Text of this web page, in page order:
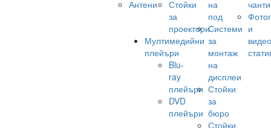
Антени
Стойки
за
проектори
Мултимедийни
плейъри
Blu-
ray
плейъри
DVD
плейъри
на
под
Системи
за
монтаж
на
дисплеи
Стойки
за
бюро
Стойки
чанти
и
видео